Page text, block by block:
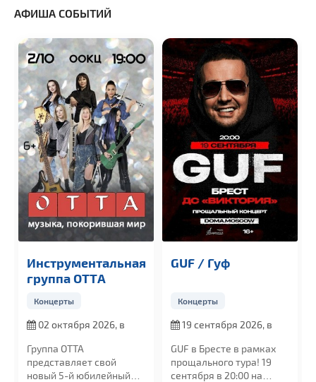
АФИША СОБЫТИЙ
Инструментальная
группа OTTА
Концерты
02 октября 2026, в
Группа ОТТА
представляет свой
новый 5-й юбилейный
GUF / Гуф
Концерты
19 сентября 2026, в
GUF в Бресте в рамках
прощального тура! 19
сентября в 20:00 на